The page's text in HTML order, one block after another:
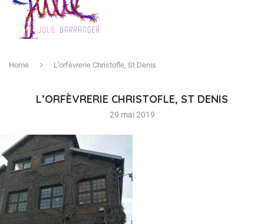
Home L’orfèvrerie Christofle, St Denis
L’ORFÈVRERIE CHRISTOFLE, ST DENIS
29 mai 2019